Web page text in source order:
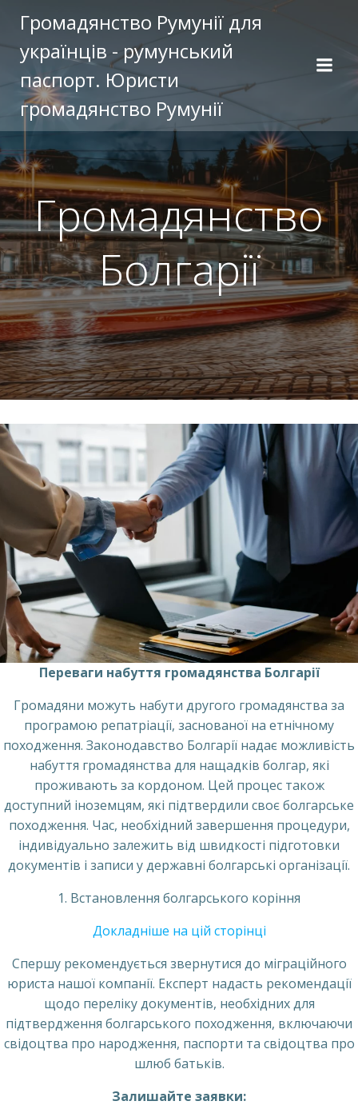
к
содержимому
Громадянство Румунії для
українців - румунський
паспорт. Юристи
громадянство Румунії
Громадянство
Болгарії
Переваги набуття громадянства Болгарії
Громадяни можуть набути другого громадянства за
програмою репатріації, заснованої на етнічному
походження. Законодавство Болгарії надає можливість
набуття громадянства для нащадків болгар, які
проживають за кордоном. Цей процес також
доступний іноземцям, які підтвердили своє болгарське
походження. Час, необхідний завершення процедури,
індивідуально залежить від швидкості підготовки
документів і записи у державні болгарські організації.
1. Встановлення болгарського коріння
Докладніше на цій сторінці
Спершу рекомендується звернутися до міграційного
юриста нашої компанії. Експерт надасть рекомендації
щодо переліку документів, необхідних для
підтвердження болгарського походження, включаючи
свідоцтва про народження, паспорти та свідоцтва про
шлюб батьків.
Залишайте заявки: